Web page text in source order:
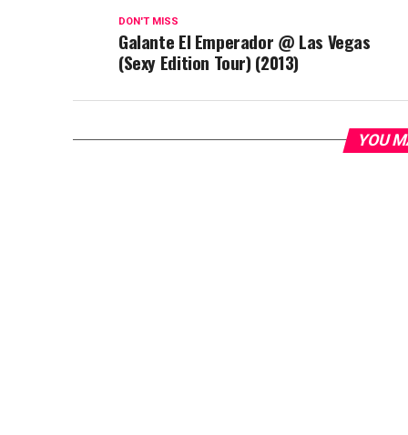
DON'T MISS
Galante El Emperador @ Las Vegas
(Sexy Edition Tour) (2013)
YOU